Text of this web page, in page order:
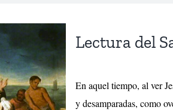
Lectura del
En aquel tiempo, al ver
y desamparadas, como